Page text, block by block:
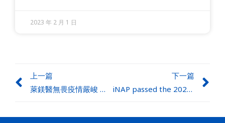
2023 年 2 月 1 日
上一篇
萊鎂醫無畏疫情嚴峻 再添英國經銷
下一篇
iNAP passed the 2022 Symbol of National Quality certification and won a bronze award of National Biotechnology and Medical Care Quality